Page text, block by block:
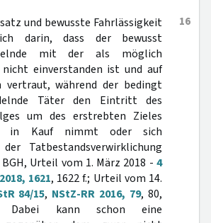
16
und bewusste Fahrlässigkeit
darin, dass der bewusst
mit der als möglich
einverstanden ist und auf
vertraut, während der bedingt
Täter den Eintritt des
um des erstrebten Zieles
in Kauf nimmt oder sich
Tatbestandsverwirklichung
Urteil vom 1. März 2018 - 4
1621, 1622 f.; Urteil vom 14.
84/15, NStZ-RR 2016, 79, 80,
Dabei kann schon eine